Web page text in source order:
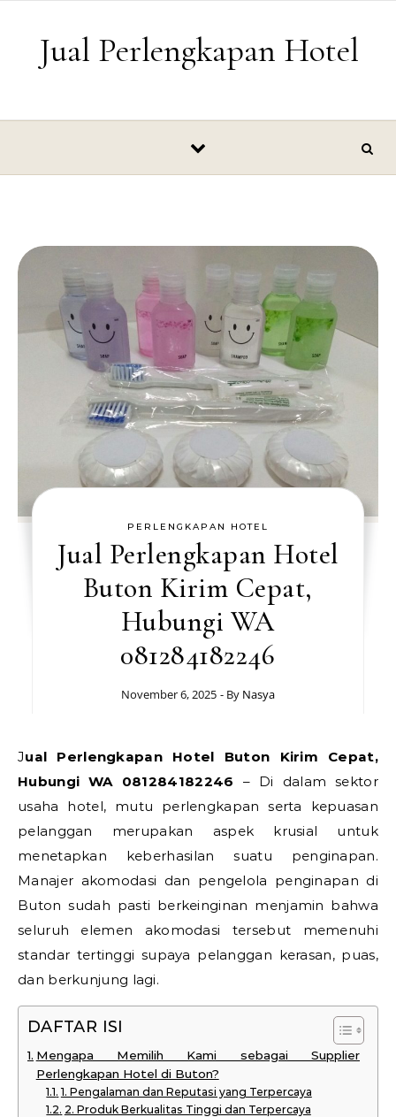
Jual Perlengkapan Hotel
PERLENGKAPAN HOTEL
Jual Perlengkapan Hotel
Buton Kirim Cepat,
Hubungi WA
081284182246
November 6, 2025 - By Nasya
Jual Perlengkapan Hotel Buton Kirim Cepat,
Hubungi WA 081284182246 – Di dalam sektor
usaha hotel, mutu perlengkapan serta kepuasan
pelanggan merupakan aspek krusial untuk
menetapkan keberhasilan suatu penginapan.
Manajer akomodasi dan pengelola penginapan di
Buton sudah pasti berkeinginan menjamin bahwa
seluruh elemen akomodasi tersebut memenuhi
standar tertinggi supaya pelanggan kerasan, puas,
dan berkunjung lagi.
DAFTAR ISI
Mengapa Memilih Kami sebagai Supplier
Perlengkapan Hotel di Buton?
1. Pengalaman dan Reputasi yang Terpercaya
2. Produk Berkualitas Tinggi dan Terpercaya